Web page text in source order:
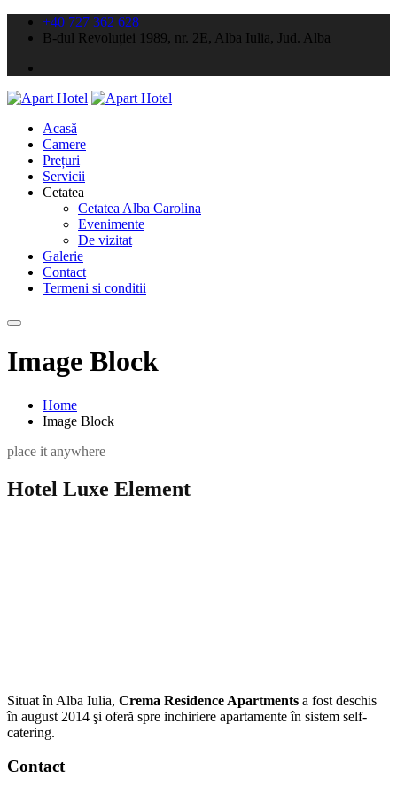
+40 727 362 628
B-dul Revoluției 1989, nr. 2E, Alba Iulia, Jud. Alba
Acasă
Camere
Prețuri
Servicii
Cetatea
Cetatea Alba Carolina
Evenimente
De vizitat
Galerie
Contact
Termeni si conditii
Image Block
Home
Image Block
place it anywhere
Hotel Luxe Element
Situat în Alba Iulia, Crema Residence Apartments a fost deschis
în august 2014 şi oferă spre inchiriere apartamente în sistem self-
catering.
Contact